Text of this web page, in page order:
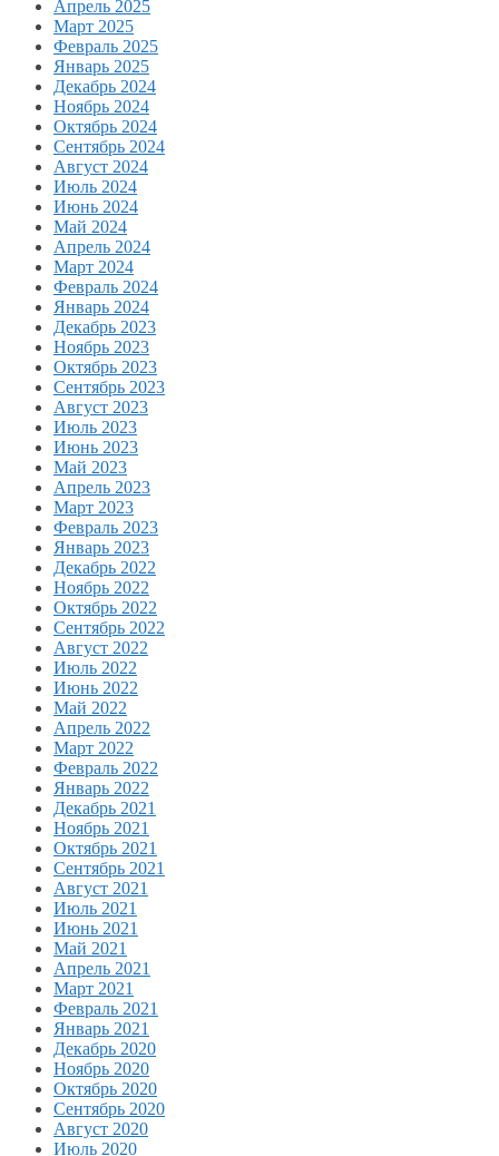
Апрель 2025
Март 2025
Февраль 2025
Январь 2025
Декабрь 2024
Ноябрь 2024
Октябрь 2024
Сентябрь 2024
Август 2024
Июль 2024
Июнь 2024
Май 2024
Апрель 2024
Март 2024
Февраль 2024
Январь 2024
Декабрь 2023
Ноябрь 2023
Октябрь 2023
Сентябрь 2023
Август 2023
Июль 2023
Июнь 2023
Май 2023
Апрель 2023
Март 2023
Февраль 2023
Январь 2023
Декабрь 2022
Ноябрь 2022
Октябрь 2022
Сентябрь 2022
Август 2022
Июль 2022
Июнь 2022
Май 2022
Апрель 2022
Март 2022
Февраль 2022
Январь 2022
Декабрь 2021
Ноябрь 2021
Октябрь 2021
Сентябрь 2021
Август 2021
Июль 2021
Июнь 2021
Май 2021
Апрель 2021
Март 2021
Февраль 2021
Январь 2021
Декабрь 2020
Ноябрь 2020
Октябрь 2020
Сентябрь 2020
Август 2020
Июль 2020